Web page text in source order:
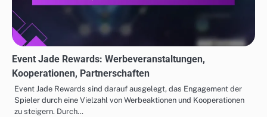
Event Jade Rewards: Werbeveranstaltungen,
Kooperationen, Partnerschaften
Event Jade Rewards sind darauf ausgelegt, das Engagement der
Spieler durch eine Vielzahl von Werbeaktionen und Kooperationen
zu steigern. Durch…